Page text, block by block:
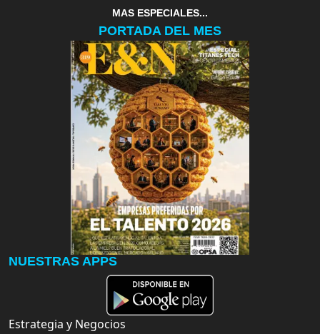
MAS ESPECIALES...
PORTADA DEL MES
NUESTRAS APPS
Estrategia y Negocios